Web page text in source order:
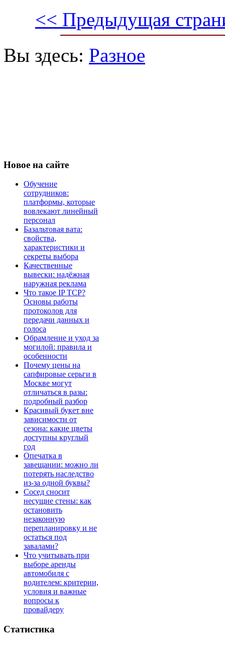
<< Предыдущая
Вы здесь: Разное
Новое на сайте
Обучение
сотрудников:
платформы, которые
вовлекают линейный
персонал
Базальтовая вата:
свойства,
характеристики и
секреты выбора
Качественные
вывески: надёжная
наружная реклама
Что такое IP TCP?
Основы работы
протоколов для
передачи данных и
голоса
Обрамление и уход за
могилой: правила и
особенности
Почему цены на
сапфировые серьги в
Москве могут
отличаться в разы:
подробный разбор
Красивый букет вне
зависимости от
сезона: какие цветы
доступны круглый
год
Опечатка в
завещании: можно ли
потерять наследство
из-за одной буквы?
Сосед сносит
несущие стены: как
остановить
незаконную
перепланировку и не
остаться под
завалами?
Что учитывать при
выборе аренды
автомобиля с
водителем: критерии,
условия и важные
вопросы к
провайдеру
Статистика